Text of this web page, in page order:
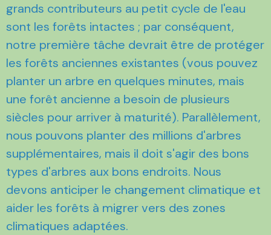
grands contributeurs au petit cycle de l'eau
sont les forêts intactes ; par conséquent,
notre première tâche devrait être de protéger
les forêts anciennes existantes (vous pouvez
planter un arbre en quelques minutes, mais
une forêt ancienne a besoin de plusieurs
siècles pour arriver à maturité). Parallèlement,
nous pouvons planter des millions d'arbres
supplémentaires, mais il doit s'agir des bons
types d'arbres aux bons endroits. Nous
devons anticiper le changement climatique et
aider les forêts à migrer vers des zones
climatiques adaptées.